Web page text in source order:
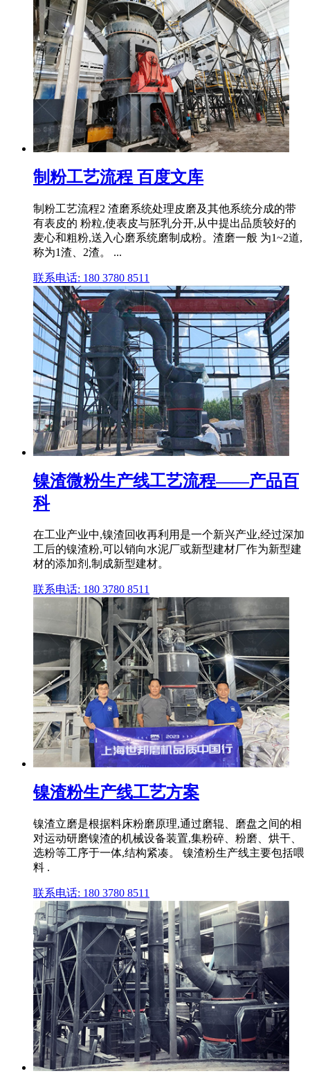
制粉工艺流程 百度文库
制粉工艺流程2 渣磨系统处理皮磨及其他系统分成的带
有表皮的 粉粒,使表皮与胚乳分开,从中提出品质较好的
麦心和粗粉,送入心磨系统磨制成粉。渣磨一般 为1~2道,
称为1渣、2渣。 ...
联系电话: 180 3780 8511
镍渣微粉生产线工艺流程——产品百
科
在工业产业中,镍渣回收再利用是一个新兴产业,经过深加
工后的镍渣粉,可以销向水泥厂或新型建材厂作为新型建
材的添加剂,制成新型建材。
联系电话: 180 3780 8511
镍渣粉生产线工艺方案
镍渣立磨是根据料床粉磨原理,通过磨辊、磨盘之间的相
对运动研磨镍渣的机械设备装置,集粉碎、粉磨、烘干、
选粉等工序于一体,结构紧凑。 镍渣粉生产线主要包括喂
料 .
联系电话: 180 3780 8511